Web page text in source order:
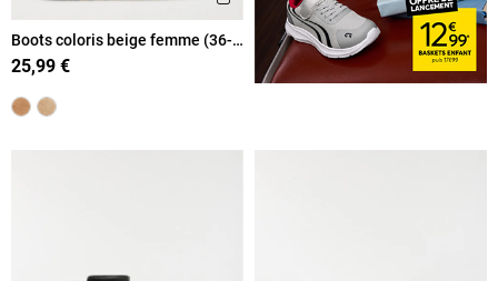
Boots coloris beige femme (36-
41)
25,99 €